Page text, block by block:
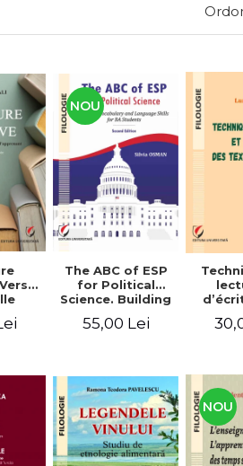
de
NOU
The ABC of ESP
for Political
Science. Building
vocabulary and
language skills
55,00 Lei
NOU